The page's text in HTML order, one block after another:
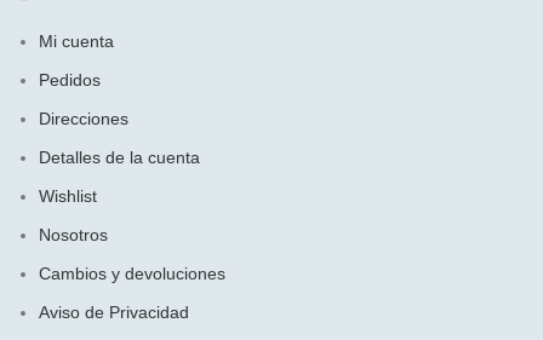
Mi cuenta
Pedidos
Direcciones
Detalles de la cuenta
Wishlist
Nosotros
Cambios y devoluciones
Aviso de Privacidad